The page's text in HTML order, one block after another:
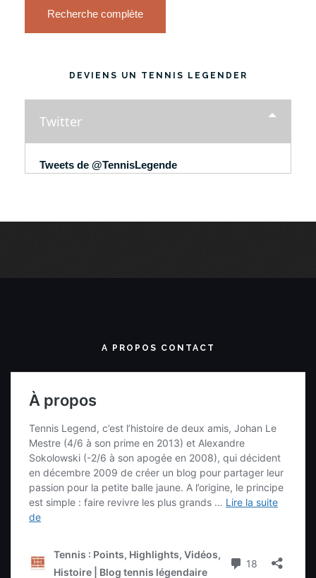
Recherche complète
DEVIENS UN TENNIS LEGENDER
Twitter
Tweets de @TennisLegende
A PROPOS CONTACT